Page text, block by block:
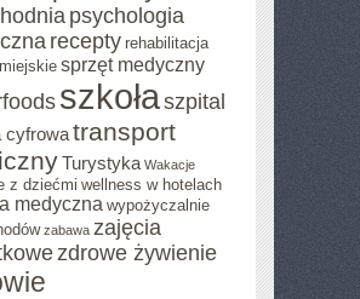
psychologia
recepty rehabilitacja
sprzęt medyczny
szkołaszpital
cyfrowatransport
Turystyka Wakacje
z dziećmi wellness w hotelach
medyczna wypożyczalnie
zabawa zajęcia
zdrowe żywienie